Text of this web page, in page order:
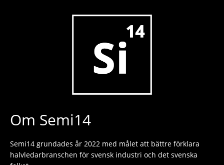
Om Semi14
Semi14 grundades år 2022 med målet att bättre förklara
halvledarbranschen för svensk industri och det svenska